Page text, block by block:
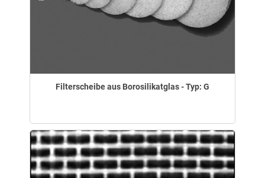
Filterscheibe aus Borosilikatglas - Typ: G